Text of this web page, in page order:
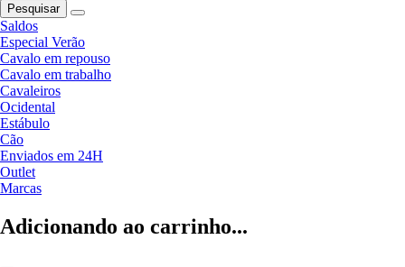
Pesquisar
Saldos
Especial Verão
Cavalo em repouso
Cavalo em trabalho
Cavaleiros
Ocidental
Estábulo
Cão
Enviados em 24H
Outlet
Marcas
Adicionando ao carrinho...